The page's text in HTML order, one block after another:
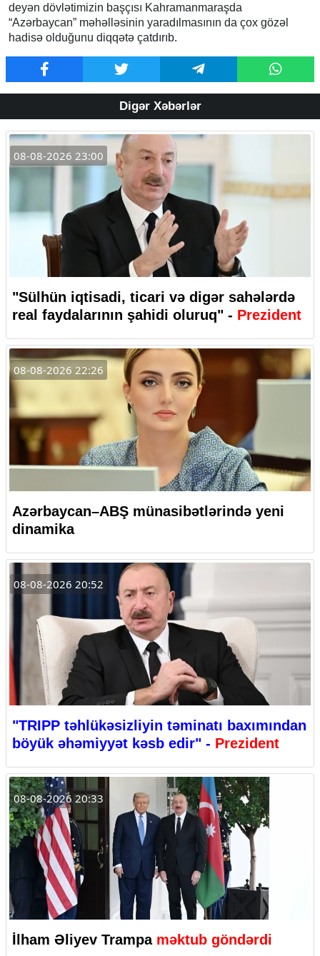
deyən dövlətimizin başçısı Kahramanmaraşda
“Azərbaycan” məhəlləsinin yaradılmasının da çox gözəl
hadisə olduğunu diqqətə çatdırıb.
Digər Xəbərlər
08-08-2026 23:00
"Sülhün iqtisadi, ticari və digər sahələrdə
real faydalarının şahidi oluruq" - Prezident
08-08-2026 22:26
Azərbaycan–ABŞ münasibətlərində yeni
dinamika
08-08-2026 20:52
"TRIPP təhlükəsizliyin təminatı baxımından
böyük əhəmiyyət kəsb edir" - Prezident
08-08-2026 20:33
İlham Əliyev Trampa məktub göndərdi